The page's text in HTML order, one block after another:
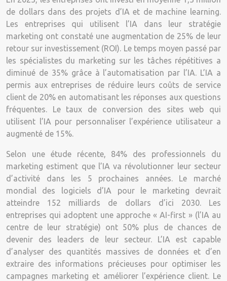
de dollars dans des projets d’IA et de machine learning.
Les entreprises qui utilisent l’IA dans leur stratégie
marketing ont constaté une augmentation de 25% de leur
retour sur investissement (ROI). Le temps moyen passé par
les spécialistes du marketing sur les tâches répétitives a
diminué de 35% grâce à l’automatisation par l’IA. L’IA a
permis aux entreprises de réduire leurs coûts de service
client de 20% en automatisant les réponses aux questions
fréquentes. Le taux de conversion des sites web qui
utilisent l’IA pour personnaliser l’expérience utilisateur a
augmenté de 15%.
Selon une étude récente, 84% des professionnels du
marketing estiment que l’IA va révolutionner leur secteur
d’activité dans les 5 prochaines années. Le marché
mondial des logiciels d’IA pour le marketing devrait
atteindre 152 milliards de dollars d’ici 2030. Les
entreprises qui adoptent une approche « AI-first » (l’IA au
centre de leur stratégie) ont 50% plus de chances de
devenir des leaders de leur secteur. L’IA est capable
d’analyser des quantités massives de données et d’en
extraire des informations précieuses pour optimiser les
campagnes marketing et améliorer l’expérience client. Le